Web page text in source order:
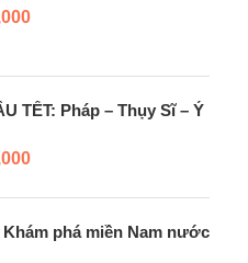
TẾT: Pháp – Thụy Sĩ – Ý
Khám phá miền Nam nước